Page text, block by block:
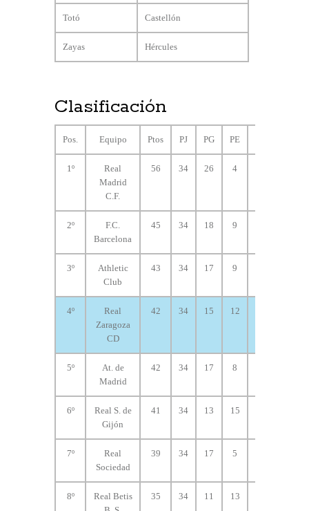
Totó Castellón
Zayas Hércules
Clasificación
Pos. Equipo Ptos PJ PG PE
1º
Real
Madrid
C.F.
56 34 26 4
2º
F.C.
Barcelona
45 34 18 9
3º
Athletic
Club
43 34 17 9
4º
Real
Zaragoza
CD
42 34 15 12
5º
At. de
Madrid
42 34 17 8
6º
Real S. de
Gijón
41 34 13 15
7º
Real
Sociedad
39 34 17 5
8º
Real Betis
35 34 11 13